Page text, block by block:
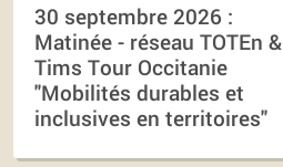
30 septembre 2026 :
Matinée - réseau TOTEn &
Tims Tour Occitanie
"Mobilités durables et
inclusives en territoires"